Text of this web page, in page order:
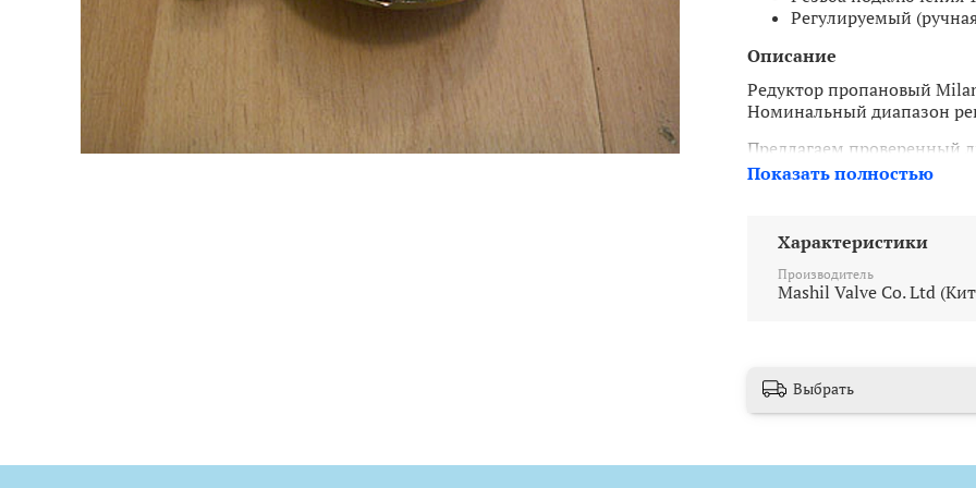
Регулируемый
Описание
Редуктор пропановый
Номинальный диапазон
Предлагаем проверенный
оборудования,
Показать полностью
Характеристики
Производитель
Mashil Valve Co. Ltd
Выбрать